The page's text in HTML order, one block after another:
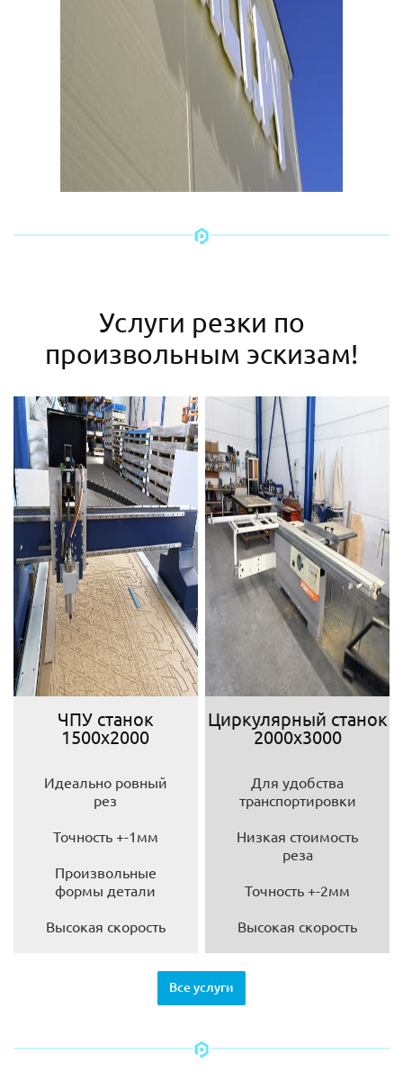
Услуги резки по
произвольным эскизам!
ЧПУ станок
1500х2000
Идеально ровный
рез
Точность +-1мм
Произвольные
формы детали
Высокая скорость
Циркулярный станок
2000х3000
Для удобства
транспортировки
Низкая стоимость
реза
Точность +-2мм
Высокая скорость
Все услуги